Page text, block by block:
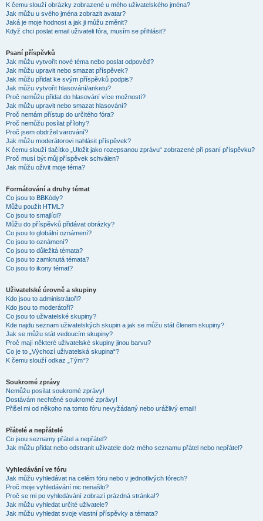
K čemu slouží obrázky zobrazené u mého uživatelského jména?
Jak můžu u svého jména zobrazit avatar?
Jaká je moje hodnost a jak ji můžu změnit?
Když chci poslat email uživateli fóra, musím se přihlásit?
Psaní příspěvků
Jak můžu vytvořit nové téma nebo poslat odpověď?
Jak můžu upravit nebo smazat příspěvek?
Jak můžu přidat ke svým příspěvků podpis?
Jak můžu vytvořit hlasování/anketu?
Proč nemůžu přidat do hlasování více možností?
Jak můžu upravit nebo smazat hlasování?
Proč nemám přístup do určitého fóra?
Proč nemůžu posílat přílohy?
Proč jsem obdržel varování?
Jak můžu moderátorovi nahlásit příspěvek?
K čemu slouží tlačítko „Uložit jako rozepsanou zprávu“ zobrazené při psaní příspěvku?
Proč musí být můj příspěvek schválen?
Jak můžu oživit moje téma?
Formátování a druhy témat
Co jsou to BBKódy?
Můžu použít HTML?
Co jsou to smajlíci?
Můžu do příspěvků přidávat obrázky?
Co jsou to globální oznámení?
Co jsou to oznámení?
Co jsou to důležitá témata?
Co jsou to zamknutá témata?
Co jsou to ikony témat?
Uživatelské úrovně a skupiny
Kdo jsou to administrátoři?
Kdo jsou to moderátoři?
Co jsou to uživatelské skupiny?
Kde najdu seznam uživatelských skupin a jak se můžu stát členem skupiny?
Jak se můžu stát vedoucím skupiny?
Proč mají některé uživatelské skupiny jinou barvu?
Co je to „Výchozí uživatelská skupina“?
K čemu slouží odkaz „Tým“?
Soukromé zprávy
Nemůžu posílat soukromé zprávy!
Dostávám nechtěné soukromé zprávy!
Přišel mi od někoho na tomto fóru nevyžádaný nebo urážlivý email!
Přátelé a nepřátelé
Co jsou seznamy přátel a nepřátel?
Jak můžu přidat nebo odstranit uživatele do/z mého seznamu přátel nebo nepřátel?
Vyhledávání ve fóru
Jak můžu vyhledávat na celém fóru nebo v jednotlivých fórech?
Proč moje vyhledávání nic nenašlo?
Proč se mi po vyhledávání zobrazí prázdná stránka!?
Jak můžu vyhledat určité uživatele?
Jak můžu vyhledat svoje vlastní příspěvky a témata?